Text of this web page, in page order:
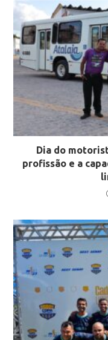
Dia do
profissão e a